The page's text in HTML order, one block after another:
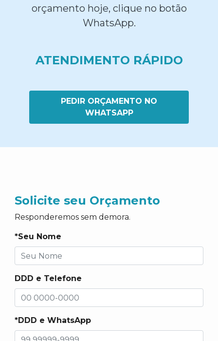
orçamento hoje, clique no botão
WhatsApp.
ATENDIMENTO RÁPIDO
PEDIR ORÇAMENTO NO
WHATSAPP
Solicite seu Orçamento
Responderemos sem demora.
*Seu Nome
DDD e Telefone
*DDD e WhatsApp